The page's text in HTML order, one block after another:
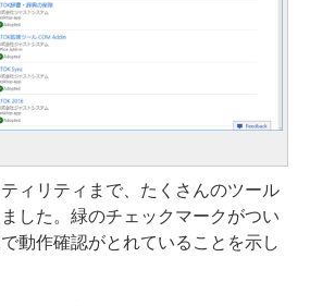
ィリティまで、たくさんのツール
した。緑のチェックマークがつい
動作確認がとれていることを示し